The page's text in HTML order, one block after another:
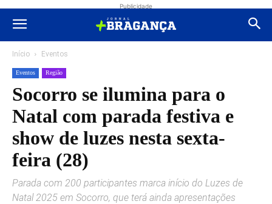
Publicidade
Início Eventos
Eventos Região
Socorro se ilumina para o
Natal com parada festiva e
show de luzes nesta sexta-
feira (28)
Parada com 200 participantes marca início do Luzes de
Natal 2025 em Socorro, que terá ainda apresentações